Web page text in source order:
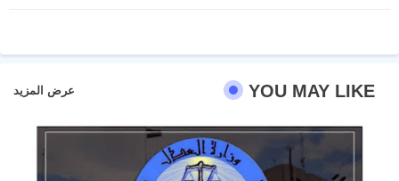
YOU MAY LIKE عرض المزيد